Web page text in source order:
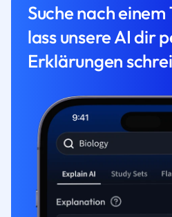
Suche nach
lass unsere AI dir
Erklärungen